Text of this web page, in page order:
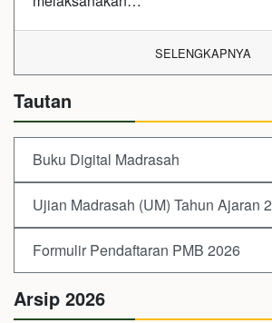
SELENGKAPNYA
Tautan
Buku Digital Madrasah
Ujian Madrasah (UM) Tahun Ajaran
Formulir Pendaftaran PMB 2026
Arsip 2026